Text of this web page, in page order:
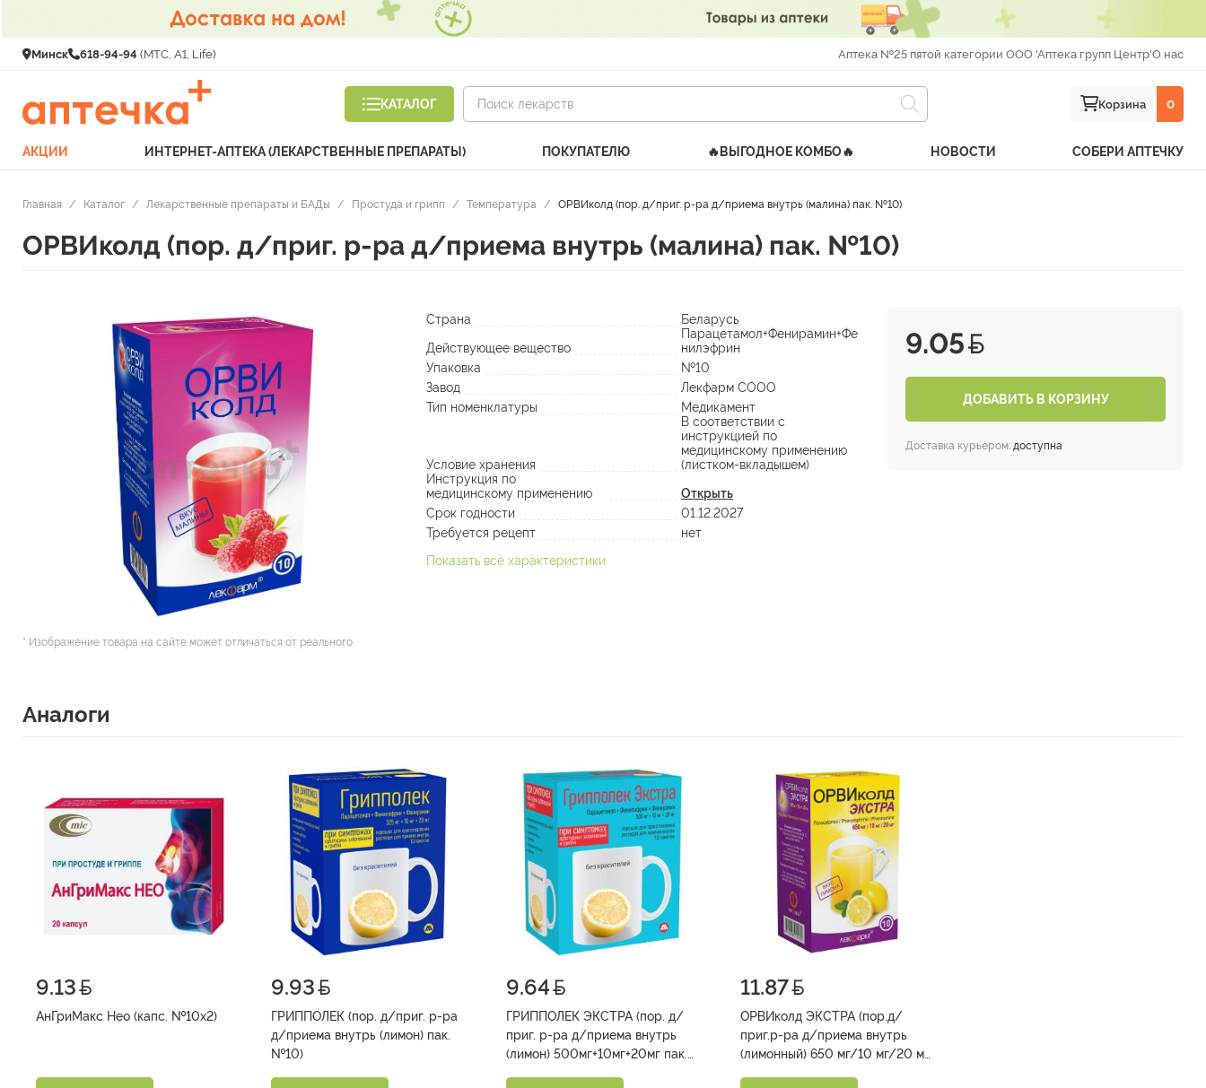
Минск 618-94-94 (МТС, A1, Life) Аптека №25 пятой категории ООО 'Аптека групп Центр'О нас
КАТАЛОГ Корзина 0
АКЦИИ ИНТЕРНЕТ-АПТЕКА (ЛЕКАРСТВЕННЫЕ ПРЕПАРАТЫ) ПОКУПАТЕЛЮ 🔥ВЫГОДНОЕ КОМБО🔥 НОВОСТИ СОБЕРИ АПТЕЧКУ
Главная / Каталог / Лекарственные препараты и БАДы / Простуда и грипп / Температура / ОРВИколд (пор. д/приг. р-ра д/приема внутрь (малина) пак. №10)
ОРВИколд (пор. д/приг. р-ра д/приема внутрь (малина) пак. №10)
* Изображение товара на сайте может отличаться от реального.
9.05
ДОБАВИТЬ В КОРЗИНУ
Доставка курьером: доступна
Страна
Беларусь
Действующее вещество
Парацетамол+Фенирамин+Фе
нилэфрин
Упаковка
№10
Завод
Лекфарм СООО
Тип номенклатуры
Медикамент
Условие хранения
В соответствии с
инструкцией по
медицинскому применению
(листком-вкладышем)
Инструкция по
медицинскому применению
Открыть
Срок годности
01.12.2027
Требуется рецепт
нет
Показать все характеристики
Аналоги
9.13
АнГриМакс Нео (капс. №10х2)
9.93
ГРИППОЛЕК (пор. д/приг. р-ра
д/приема внутрь (лимон) пак.
№10)
9.64
ГРИППОЛЕК ЭКСТРА (пор. д/
приг. р-ра д/приема внутрь
(лимон) 500мг+10мг+20мг пак.
11.87
ОРВИколд ЭКСТРА (пор.д/
приг.р-ра д/приема внутрь
(лимонный) 650 мг/10 мг/20 мг